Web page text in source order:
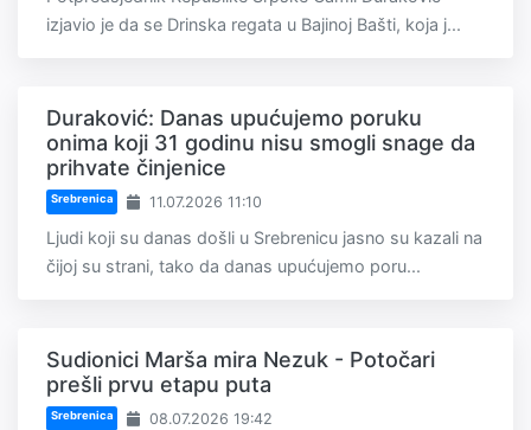
izjavio je da se Drinska regata u Bajinoj Bašti, koja j...
Duraković: Danas upućujemo poruku
onima koji 31 godinu nisu smogli snage da
prihvate činjenice
Srebrenica 11.07.2026 11:10
Ljudi koji su danas došli u Srebrenicu jasno su kazali na
čijoj su strani, tako da danas upućujemo poru...
Sudionici Marša mira Nezuk - Potočari
prešli prvu etapu puta
Srebrenica 08.07.2026 19:42